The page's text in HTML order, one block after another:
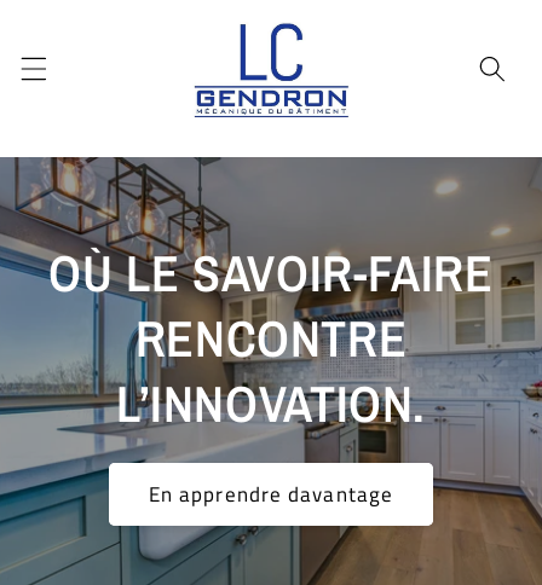
au
contenu
OÙ LE SAVOIR-FAIRE
RENCONTRE
L’INNOVATION.
En apprendre davantage